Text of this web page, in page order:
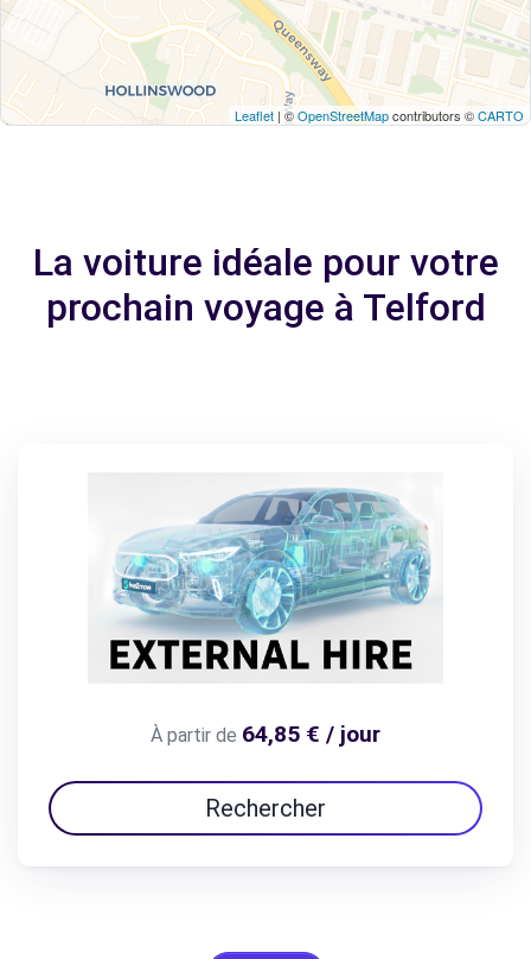
Leaflet | ©OpenStreetMapcontributors ©CARTO
La voiture idéale pour votre
prochain voyage à Telford
À partir de 64,85 € / jour
Rechercher